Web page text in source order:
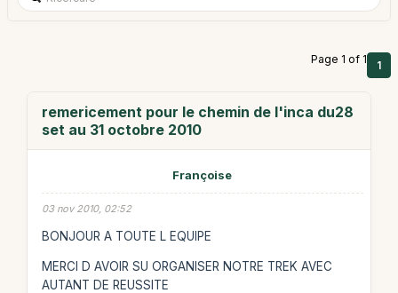
Page 1 of 1 1
remericement pour le chemin de l'inca du28
set au 31 octobre 2010
Françoise
03 nov 2010, 02:52
BONJOUR A TOUTE L EQUIPE
MERCI D AVOIR SU ORGANISER NOTRE TREK AVEC
AUTANT DE REUSSITE